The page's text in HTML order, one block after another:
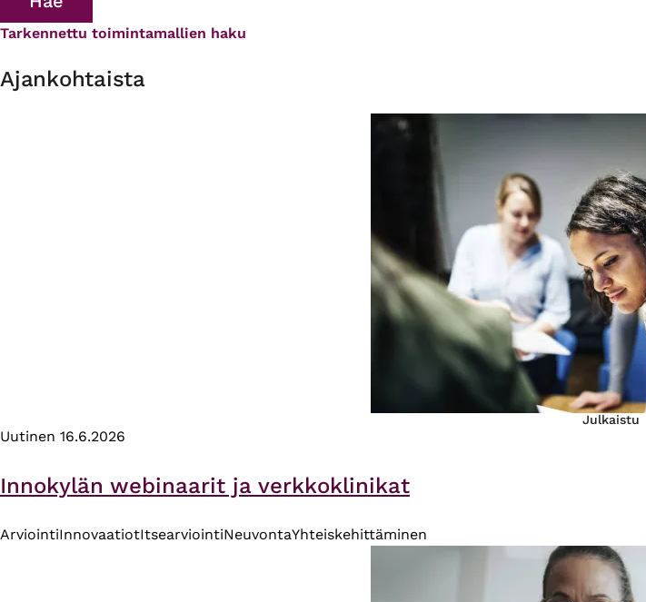
Tarkennettu toimintamallien haku
Ajankohtaista
Julkaistu
Uutinen 16.6.2026
Innokylän webinaarit ja verkkoklinikat
ArviointiInnovaatiotItsearviointiNeuvontaYhteiskehittäminen